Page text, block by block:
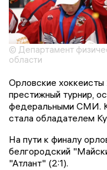
© Департамент
области
Орловские
престижный турнир,
федеральными СМИ.
стала обладателем
На пути к финалу
белгородский
"Атлант" (2:1).